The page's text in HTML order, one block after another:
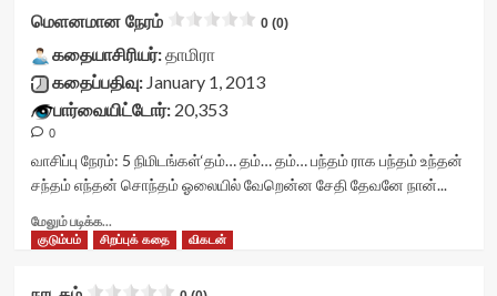
class="yasr-
vv-
stars-
title-
container">
<div
stars-
title
rater-
stars'
visitor-
மெளனமான நேரம் 0 (0)
கதையாசிரியர்:தாமிரா
கதைப்பதிவு:January 1, 2013
பார்வையிட்டோர்:20,353
0
வாசிப்பு நேரம்: 5 நிமிடங்கள்‘தம்… தம்… தம்… பந்தம் ராக பந்தம் உந்தன்
சந்தம் எந்தன் சொந்தம் ஓலையில் வேறென்ன சேதி தேவனே நான்...
மேலும் படிக்க...
more
மெளனமான
குடும்பம் சிறப்புக் கதை விகடன்